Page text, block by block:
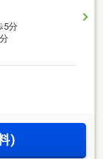
5分
)